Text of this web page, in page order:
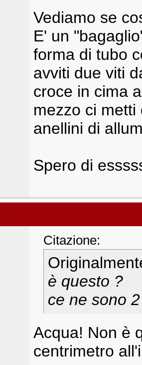
Vediamo se
E' un
forma di tubo
avviti due viti
croce in cima
mezzo ci
anellini di
Spero di
Citazione:
è questo ?
ce ne sono
Acqua! Non è
centrimetro